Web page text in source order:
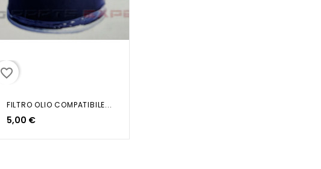
favorite_border
FILTRO OLIO COMPATIBILE...
5,00 €